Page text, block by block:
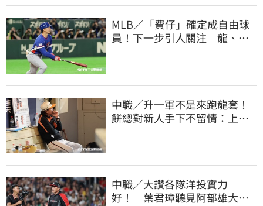
MLB／「費仔」確定成自由球
員！下一步引人關注 龍、獅
中職／升一軍不是來跑龍套！
餅總對新人手下不留情：上來
中職／大讚各隊洋投實力
好！ 葉君璋聽見阿部雄大被